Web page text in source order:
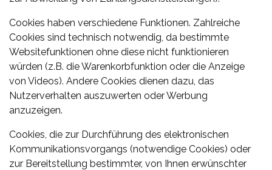
Cookies haben verschiedene Funktionen. Zahlreiche
Cookies sind technisch notwendig, da bestimmte
Websitefunktionen ohne diese nicht funktionieren
würden (z.B. die Warenkorbfunktion oder die Anzeige
von Videos). Andere Cookies dienen dazu, das
Nutzerverhalten auszuwerten oder Werbung
anzuzeigen.
Cookies, die zur Durchführung des elektronischen
Kommunikationsvorgangs (notwendige Cookies) oder
zur Bereitstellung bestimmter, von Ihnen erwünschter